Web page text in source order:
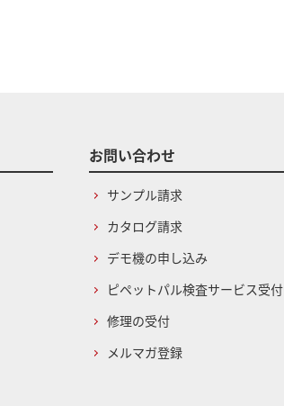
お問い合わせ
サンプル請求
カタログ請求
デモ機の申し込み
ピペットパル検査サービス受付
修理の受付
メルマガ登録